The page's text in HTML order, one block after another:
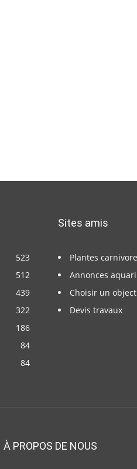
523
512
439
322
186
84
84
Sites amis
Plantes
Annonces
Choisir un
Devis travaux
À PROPOS DE NOUS